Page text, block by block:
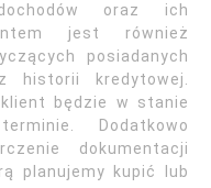
oraz ich
jest również
posiadanych
historii kredytowej.
będzie w stanie
Dodatkowo
dokumentacji
planujemy kupić lub